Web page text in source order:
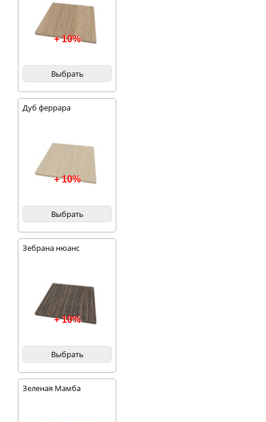
+ 10%
Выбрать
Дуб феррара
+ 10%
Выбрать
Зебрана нюанс
+ 10%
Выбрать
Зеленая Мамба